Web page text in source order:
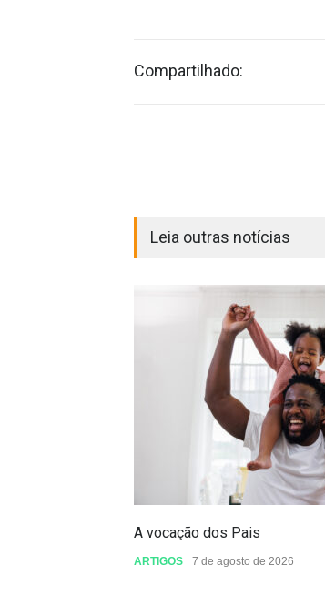
Compartilhado:
Leia outras notícias
A vocação dos Pais
ARTIGOS 7 de agosto de 2026